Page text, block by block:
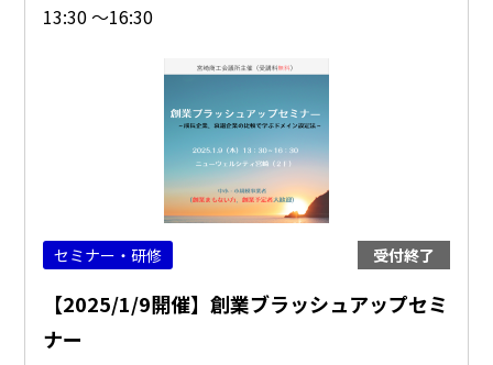
13:30 ～16:30
セミナー・研修 受付終了
【2025/1/9開催】創業ブラッシュアップセミ
ナー